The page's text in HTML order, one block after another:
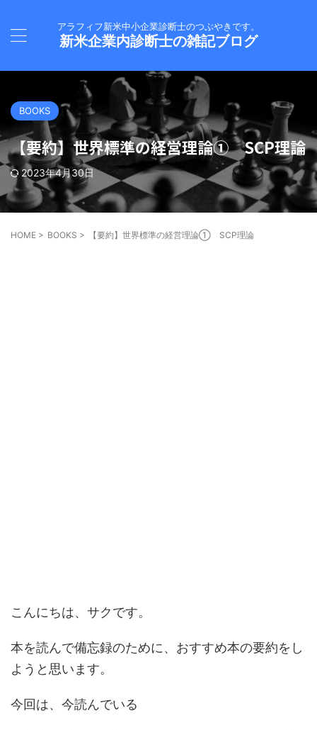
アラフィフ新米中小企業診断士のつぶやきです。
新米企業内診断士の雑記ブログ
BOOKS
【要約】世界標準の経営理論① SCP理論
2023年4月30日
HOME > BOOKS > 【要約】世界標準の経営理論① SCP理論
こんにちは、サクです。
本を読んで備忘録のために、おすすめ本の要約をし
ようと思います。
今回は、今読んでいる